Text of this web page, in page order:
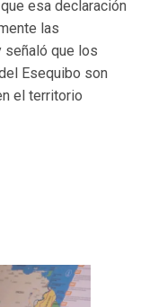
esa declaración
las
que los
Esequibo son
el territorio